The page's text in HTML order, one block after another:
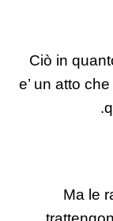
Ciò in
e’ un atto
Ma le